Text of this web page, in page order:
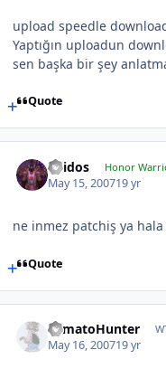
upload speedle
Yaptığın uploadun
sen başka bir şey
Quote
Thidos Honor
May 15, 200719 yr
ne inmez patchiş ya
Quote
TomatoHunter
May 16, 200719 yr